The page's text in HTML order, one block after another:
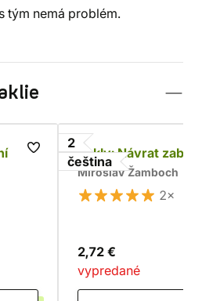
tým nemá problém.
2
čeština
Bakly: Návrat
Miroslav Žamboch
2×
2,72 €
vypredané